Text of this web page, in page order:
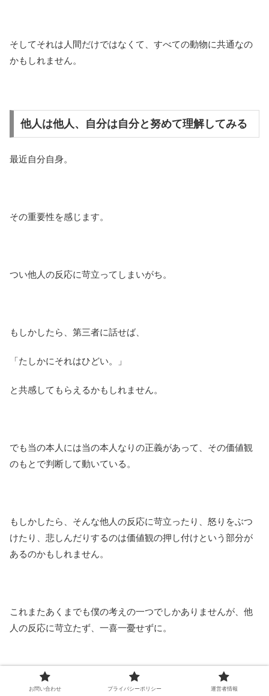
そしてそれは人間だけではなくて、すべての動物に共通なの
かもしれません。
他人は他人、自分は自分と努めて理解してみる
最近自分自身。
その重要性を感じます。
つい他人の反応に苛立ってしまいがち。
もしかしたら、第三者に話せば、
「たしかにそれはひどい。」
と共感してもらえるかもしれません。
でも当の本人には当の本人なりの正義があって、その価値観
のもとで判断して動いている。
もしかしたら、そんな他人の反応に苛立ったり、怒りをぶつ
けたり、悲しんだりするのは価値観の押し付けという部分が
あるのかもしれません。
これまたあくまでも僕の考えの一つでしかありませんが、他
人の反応に苛立たず、一喜一憂せずに。
できるだけ冷静に客観的に自分をコントロールする。
お問い合わせ プライバシーポリシー 運営者情報